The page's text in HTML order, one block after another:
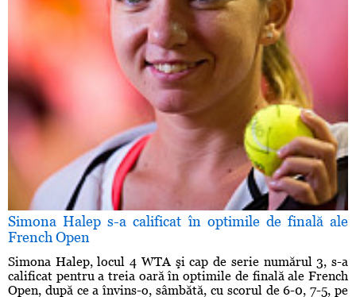
Simona Halep s-a calificat în optimile de finală ale
French Open
Simona Halep, locul 4 WTA şi cap de serie numărul 3, s-a
calificat pentru a treia oară în optimile de finală ale French
Open, după ce a învins-o, sâmbătă, cu scorul de 6-0, 7-5, pe